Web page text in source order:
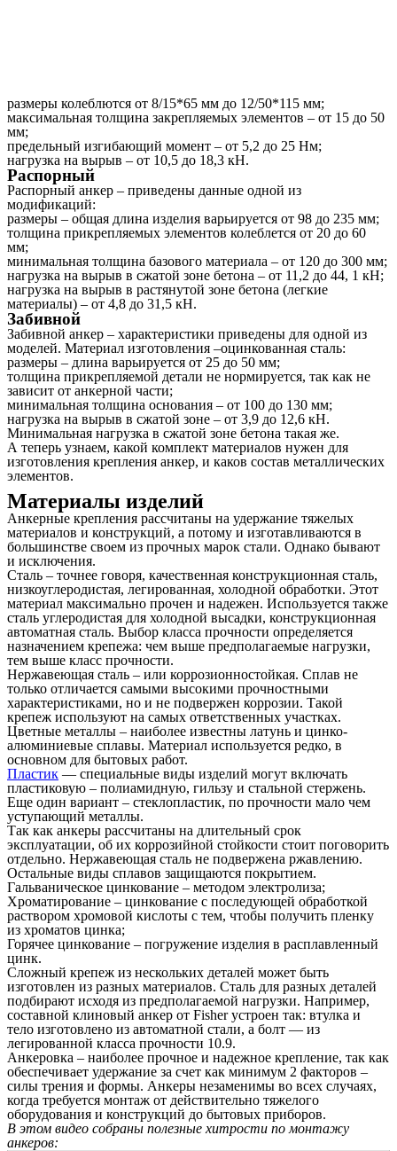
размеры колеблются от 8/15*65 мм до 12/50*115 мм;
максимальная толщина закрепляемых элементов – от 15 до 50
мм;
предельный изгибающий момент – от 5,2 до 25 Нм;
нагрузка на вырыв – от 10,5 до 18,3 кН.
Распорный
Распорный анкер – приведены данные одной из
модификаций:
размеры – общая длина изделия варьируется от 98 до 235 мм;
толщина прикрепляемых элементов колеблется от 20 до 60
мм;
минимальная толщина базового материала – от 120 до 300 мм;
нагрузка на вырыв в сжатой зоне бетона – от 11,2 до 44, 1 кН;
нагрузка на вырыв в растянутой зоне бетона (легкие
материалы) – от 4,8 до 31,5 кН.
Забивной
Забивной анкер – характеристики приведены для одной из
моделей. Материал изготовления –оцинкованная сталь:
размеры – длина варьируется от 25 до 50 мм;
толщина прикрепляемой детали не нормируется, так как не
зависит от анкерной части;
минимальная толщина основания – от 100 до 130 мм;
нагрузка на вырыв в сжатой зоне – от 3,9 до 12,6 кН.
Минимальная нагрузка в сжатой зоне бетона такая же.
А теперь узнаем, какой комплект материалов нужен для
изготовления крепления анкер, и каков состав металлических
элементов.
Материалы изделий
Анкерные крепления рассчитаны на удержание тяжелых
материалов и конструкций, а потому и изготавливаются в
большинстве своем из прочных марок стали. Однако бывают
и исключения.
Сталь – точнее говоря, качественная конструкционная сталь,
низкоуглеродистая, легированная, холодной обработки. Этот
материал максимально прочен и надежен. Используется также
сталь углеродистая для холодной высадки, конструкционная
автоматная сталь. Выбор класса прочности определяется
назначением крепежа: чем выше предполагаемые нагрузки,
тем выше класс прочности.
Нержавеющая сталь – или коррозионностойкая. Сплав не
только отличается самыми высокими прочностными
характеристиками, но и не подвержен коррозии. Такой
крепеж используют на самых ответственных участках.
Цветные металлы – наиболее известны латунь и цинко-
алюминиевые сплавы. Материал используется редко, в
основном для бытовых работ.
Пластик — специальные виды изделий могут включать
пластиковую – полиамидную, гильзу и стальной стержень.
Еще один вариант – стеклопластик, по прочности мало чем
уступающий металлы.
Так как анкеры рассчитаны на длительный срок
эксплуатации, об их коррозийной стойкости стоит поговорить
отдельно. Нержавеющая сталь не подвержена ржавлению.
Остальные виды сплавов защищаются покрытием.
Гальваническое цинкование – методом электролиза;
Хроматирование – цинкование с последующей обработкой
раствором хромовой кислоты с тем, чтобы получить пленку
из хроматов цинка;
Горячее цинкование – погружение изделия в расплавленный
цинк.
Сложный крепеж из нескольких деталей может быть
изготовлен из разных материалов. Сталь для разных деталей
подбирают исходя из предполагаемой нагрузки. Например,
составной клиновый анкер от Fisher устроен так: втулка и
тело изготовлено из автоматной стали, а болт — из
легированной класса прочности 10.9.
Анкеровка – наиболее прочное и надежное крепление, так как
обеспечивает удержание за счет как минимум 2 факторов –
силы трения и формы. Анкеры незаменимы во всех случаях,
когда требуется монтаж от действительно тяжелого
оборудования и конструкций до бытовых приборов.
В этом видео собраны полезные хитрости по монтажу
анкеров: